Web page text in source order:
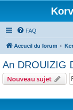
FAQ
Accueil du forum
An DROUIZIG
Nouveau sujet